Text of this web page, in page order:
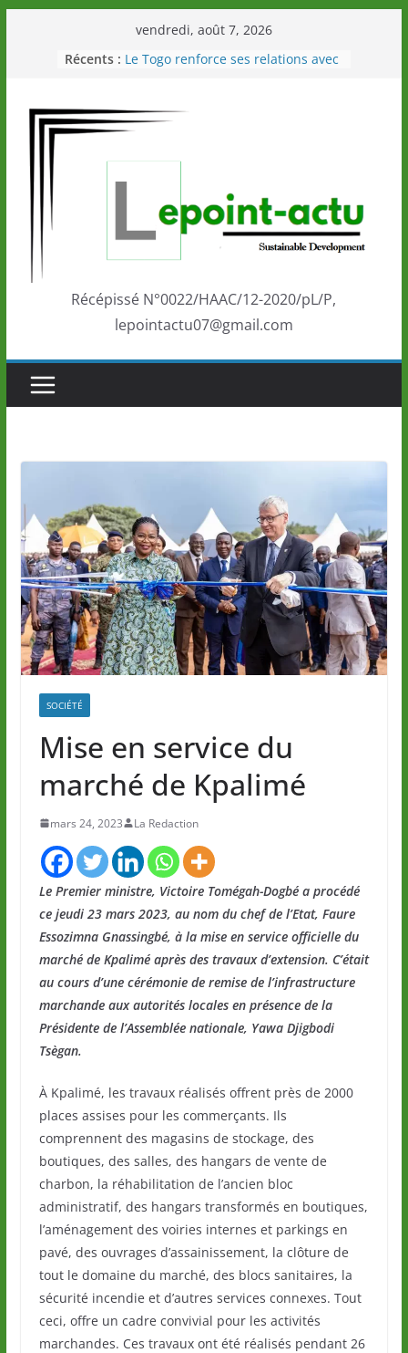
vendredi, août 7, 2026
Récents : Le Togo renforce ses relations avec
Éléphants en Côte d’Ivoire
LOTO DETENTE”, un nouveau tirage
marque de confiance au Togo sur
la scène internationale au-delà des
performances de ses athlètes
Togo: Que retenir de la politique
éducation et de l’ambition de
Récépissé N°0022/HAAC/12-2020/pL/P,
lepointactu07@gmail.com
SOCIÉTÉ
Mise en service du
marché de Kpalimé
mars 24, 2023 La Redaction
Le Premier ministre, Victoire Tomégah-Dogbé a procédé
ce jeudi 23 mars 2023, au nom du chef de l’Etat, Faure
Essozimna Gnassingbé, à la mise en service officielle du
marché de Kpalimé après des travaux d’extension. C’était
au cours d’une cérémonie de remise de l’infrastructure
marchande aux autorités locales en présence de la
Présidente de l’Assemblée nationale, Yawa Djigbodi
Tsègan.
À Kpalimé, les travaux réalisés offrent près de 2000
places assises pour les commerçants. Ils
comprennent des magasins de stockage, des
boutiques, des salles, des hangars de vente de
charbon, la réhabilitation de l’ancien bloc
administratif, des hangars transformés en boutiques,
l’aménagement des voiries internes et parkings en
pavé, des ouvrages d’assainissement, la clôture de
tout le domaine du marché, des blocs sanitaires, la
sécurité incendie et d’autres services connexes. Tout
ceci, offre un cadre convivial pour les activités
marchandes. Ces travaux ont été réalisés pendant 26